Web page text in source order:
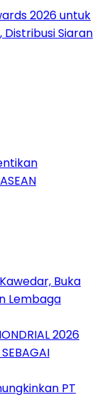
2026 untuk
Distribusi Siaran
Buka
Lembaga
2026
PT